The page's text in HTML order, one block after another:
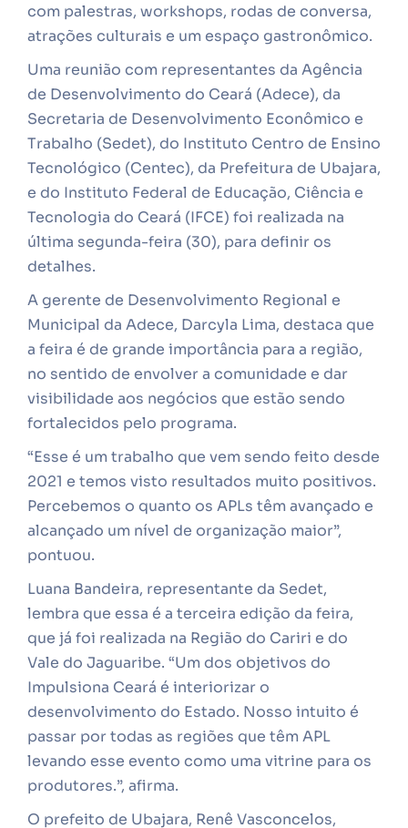
com palestras, workshops, rodas de conversa,
atrações culturais e um espaço gastronômico.
Uma reunião com representantes da Agência
de Desenvolvimento do Ceará (Adece), da
Secretaria de Desenvolvimento Econômico e
Trabalho (Sedet), do Instituto Centro de Ensino
Tecnológico (Centec), da Prefeitura de Ubajara,
e do Instituto Federal de Educação, Ciência e
Tecnologia do Ceará (IFCE) foi realizada na
última segunda-feira (30), para definir os
detalhes.
A gerente de Desenvolvimento Regional e
Municipal da Adece, Darcyla Lima, destaca que
a feira é de grande importância para a região,
no sentido de envolver a comunidade e dar
visibilidade aos negócios que estão sendo
fortalecidos pelo programa.
“Esse é um trabalho que vem sendo feito desde
2021 e temos visto resultados muito positivos.
Percebemos o quanto os APLs têm avançado e
alcançado um nível de organização maior”,
pontuou.
Luana Bandeira, representante da Sedet,
lembra que essa é a terceira edição da feira,
que já foi realizada na Região do Cariri e do
Vale do Jaguaribe. “Um dos objetivos do
Impulsiona Ceará é interiorizar o
desenvolvimento do Estado. Nosso intuito é
passar por todas as regiões que têm APL
levando esse evento como uma vitrine para os
produtores.”, afirma.
O prefeito de Ubajara, Renê Vasconcelos,